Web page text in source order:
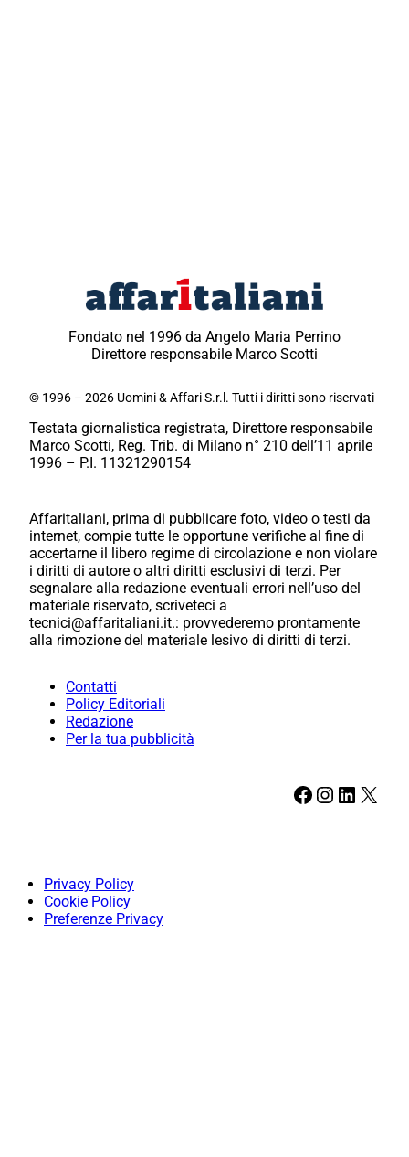
Fondato nel 1996 da Angelo Maria Perrino
Direttore responsabile Marco Scotti
© 1996 – 2026 Uomini & Affari S.r.l. Tutti i diritti sono riservati
Testata giornalistica registrata, Direttore responsabile
Marco Scotti, Reg. Trib. di Milano n° 210 dell’11 aprile
1996 – P.I. 11321290154
Affaritaliani, prima di pubblicare foto, video o testi da
internet, compie tutte le opportune verifiche al fine di
accertarne il libero regime di circolazione e non violare
i diritti di autore o altri diritti esclusivi di terzi. Per
segnalare alla redazione eventuali errori nell’uso del
materiale riservato, scriveteci a
tecnici@affaritaliani.it.: provvederemo prontamente
alla rimozione del materiale lesivo di diritti di terzi.
Contatti
Policy Editoriali
Redazione
Per la tua pubblicità
Facebook Instagram LinkedIn X
Privacy Policy
Cookie Policy
Preferenze Privacy